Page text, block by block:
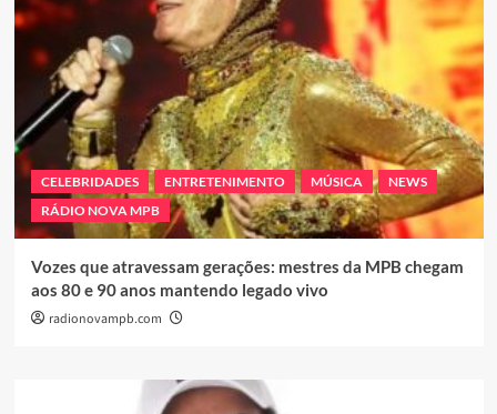
CELEBRIDADES ENTRETENIMENTO MÚSICA
NEWS
RÁDIO NOVA MPB
Vozes que atravessam gerações: mestres da MPB chegam
aos 80 e 90 anos mantendo legado vivo
radionovampb.com